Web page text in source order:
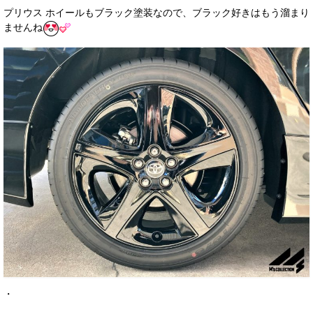
プリウス ホイールもブラック塗装なので、ブラック好きはもう溜まり
ませんね
・